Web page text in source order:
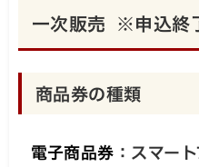
一次販売 ※申込終
商品券の種類
電子商品券 ：スマー